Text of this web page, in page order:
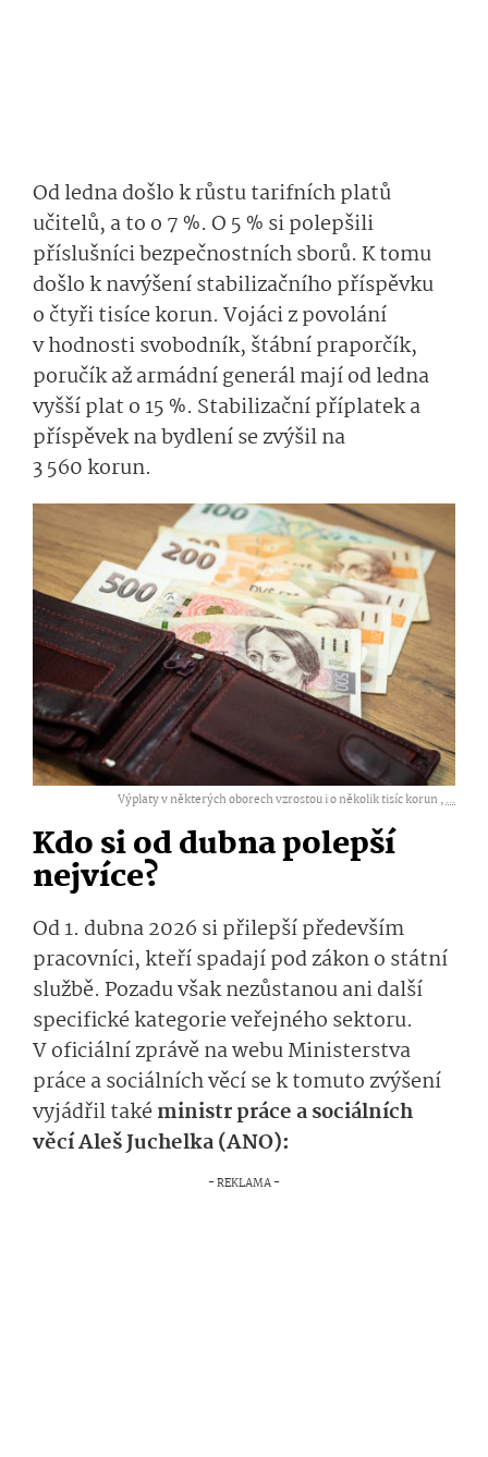
Od ledna došlo k růstu tarifních platů
učitelů, a to o 7 %. O 5 % si polepšili
příslušníci bezpečnostních sborů. K tomu
došlo k navýšení stabilizačního příspěvku
o čtyři tisíce korun. Vojáci z povolání
v hodnosti svobodník, štábní praporčík,
poručík až armádní generál mají od ledna
vyšší plat o 15 %. Stabilizační příplatek a
příspěvek na bydlení se zvýšil na
3 560 korun.
Výplaty v některých oborech vzrostou i o několik tisíc korun ,...
Kdo si od dubna polepší
nejvíce?
Od 1. dubna 2026 si přilepší především
pracovníci, kteří spadají pod zákon o státní
službě. Pozadu však nezůstanou ani další
specifické kategorie veřejného sektoru.
V oficiální zprávě na webu Ministerstva
práce a sociálních věcí se k tomuto zvýšení
vyjádřil takéministr práce a sociálních
věcí Aleš Juchelka (ANO):